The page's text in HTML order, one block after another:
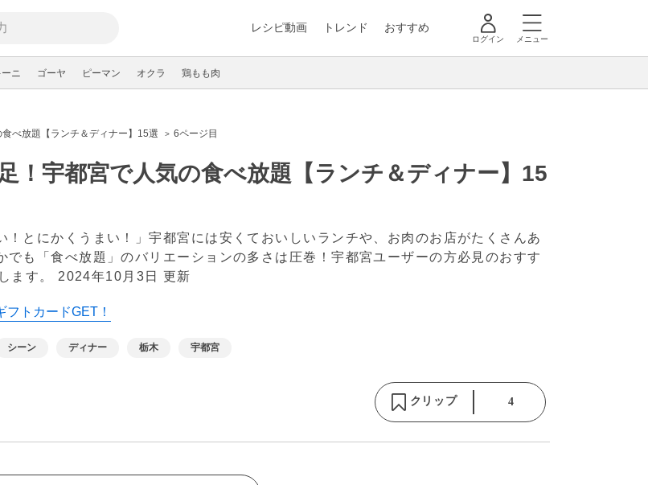
レシピ動画 トレンド おすすめ
ログイン メニュー
ニ ゴーヤ ピーマン オクラ 鶏もも肉
べ放題【ランチ＆ディナー】15選 6ページ目
！宇都宮で人気の食べ放題【ランチ＆ディナー】15
！とにかくうまい！」宇都宮には安くておいしいランチや、お肉のお店がたくさんあ
でも「食べ放題」のバリエーションの多さは圧巻！宇都宮ユーザーの方必見のおすす
ます。 2024年10月3日 更新
トカードGET！
シーン ディナー 栃木 宇都宮
クリップ 4